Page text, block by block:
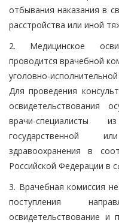
отбывания наказания в
расстройства или иной
2. Медицинское
проводится врачебной
уголовно-
Для проведения
освидетельствования
врачи-специалисты
государственной
здравоохранения в
Российской Федерации в
3. Врачебная комиссия
поступления
освидетельствование и